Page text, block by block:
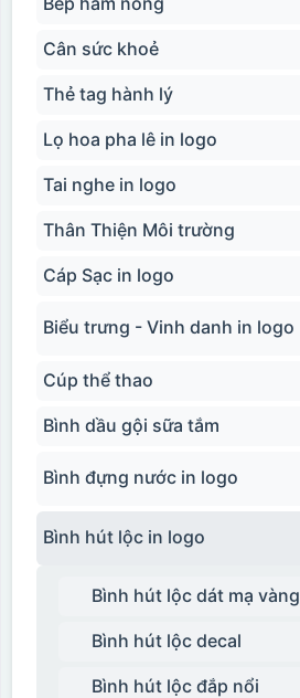
Cân sức khoẻ
Thẻ tag hành lý
Lọ hoa pha lê in logo
Tai nghe in logo
Thân Thiện Môi trường
Cáp Sạc in logo
Biểu trưng - Vinh danh in logo
Cúp thể thao
Bình dầu gội sữa tắm
Bình đựng nước in logo
Bình hút lộc in logo
Bình hút lộc dát mạ vàng
Bình hút lộc decal
Bình hút lộc đắp nổi